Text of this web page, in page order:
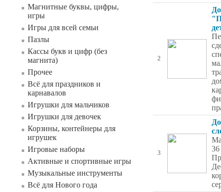
Магнитные буквы, цифры,
игры
Игры для всей семьи
Пазлы
Кассы букв и цифр (без
магнита)
Прочее
Всё для праздников и
карнавалов
Игрушки для мальчиков
Игрушки для девочек
Корзины, контейнеры для
игрушек
Игровые наборы
Активные и спортивные игры
Музыкальные инструменты
Всё для Нового года
2
3
36